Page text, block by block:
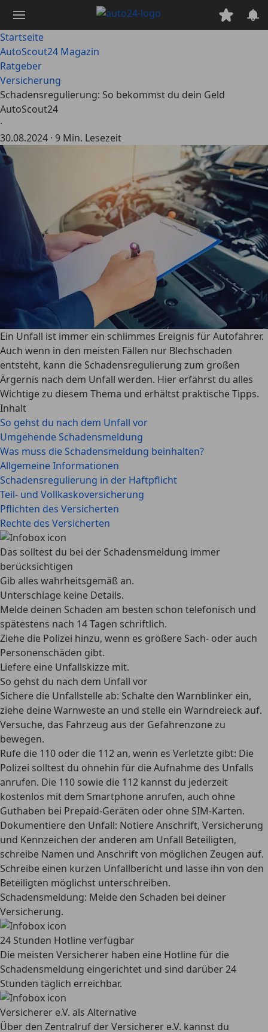
Hauptinhalt
springen
Startseite
AutoScout24 Magazin
Ratgeber
Versicherung
Schadensregulierung: So bekommst du dein Geld
AutoScout24
·
30.08.2024 · 9 Min. Lesezeit
Ein Unfall ist immer ein schlimmes Ereignis für Autofahrer.
Auch wenn in den meisten Fällen nur Blechschaden
entsteht, kann die Schadensregulierung zum großen
Ärgernis nach dem Unfall werden. Hier erfährst du alles
Wichtige zu diesem Thema und erhältst praktische Tipps.
Inhalt
So gehst du nach dem Unfall vor
Umgehende Schadensmeldung
Was muss die Schadensmeldung beinhalten?
Allgemeine Informationen
Schadensregulierung in der Haftpflicht
Teil- und Vollkaskoversicherung
Pflichten des Versicherten
Rechte des Versicherten
Das solltest du bei der Schadensmeldung immer
berücksichtigen
Gib alles wahrheitsgemäß an.
Unterschlage keine Details.
Melde deinen Schaden am besten schon telefonisch und
spätestens nach 14 Tagen schriftlich.
Ziehe die Polizei hinzu, wenn es größere Sach- oder auch
Personenschäden gibt.
Liefere eine Unfallskizze mit.
So gehst du nach dem Unfall vor
Sichere die Unfallstelle ab: Schalte den Warnblinker ein,
ziehe deine Warnweste an und stelle ein Warndreieck auf.
Versuche, das Fahrzeug aus der Gefahrenzone zu
bewegen.
Rufe die 110 oder die 112 an, wenn es Verletzte gibt: Die
Polizei solltest du ohnehin für die Aufnahme des Unfalls
anrufen. Die 110 sowie die 112 kannst du jederzeit
kostenlos mit dem Smartphone anrufen, auch ohne
Guthaben bei Prepaid-Geräten oder ohne SIM-Karten.
Dokumentiere den Unfall: Notiere Anschrift, Versicherung
und Kennzeichen der anderen am Unfall Beteiligten,
schreibe Namen und Anschrift von möglichen Zeugen auf.
Schreibe einen kurzen Unfallbericht und lasse ihn von den
Beteiligten möglichst unterschreiben.
Schadensmeldung: Melde den Schaden bei deiner
Versicherung.
24 Stunden Hotline verfügbar
Die meisten Versicherer haben eine Hotline für die
Schadensmeldung eingerichtet und sind darüber 24
Stunden täglich erreichbar.
Versicherer e.V. als Alternative
Über den Zentralruf der Versicherer e.V. kannst du